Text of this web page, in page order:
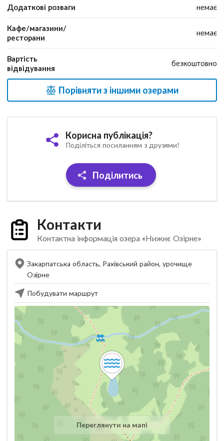
Додаткові розваги немає
Кафе/магазини/
ресторани
немає
Вартість
відвідування
безкоштовно
Порівняти з іншими озерами
Корисна публікація?
Поділіться посиланням з друзями!
Поділитись
Контакти
Контактна інформація озера «Нижнє Озірне»
Закарпатська область, Рахівський район, урочище
Озірне
Побудувати маршрут
Переглянути на мапі